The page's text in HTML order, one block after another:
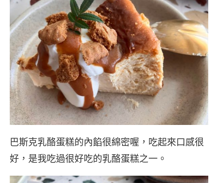
巴斯克乳酪蛋糕的內餡很綿密喔，吃起來口感很
好，是我吃過很好吃的乳酪蛋糕之一。